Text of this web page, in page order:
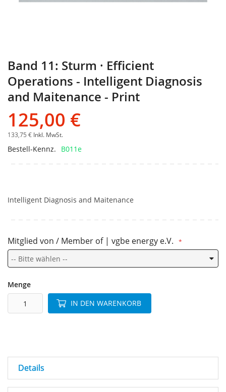
Band 11: Sturm · Efficient
Operations - Intelligent Diagnosis
and Maitenance - Print
125,00 €
133,75 € Inkl. MwSt.
Bestell-Kennz. B011e
Intelligent Diagnosis and Maitenance
Mitglied von / Member of | vgbe energy e.V.
Menge
IN DEN WARENKORB
Details